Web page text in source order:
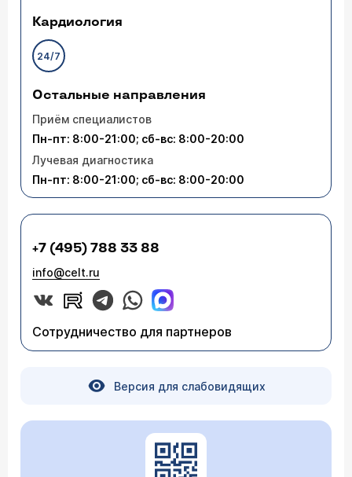
Кардиология
24/7
Остальные направления
Приём специалистов
Пн-пт: 8:00-21:00; сб-вс: 8:00-20:00
Лучевая диагностика
Пн-пт: 8:00-21:00; сб-вс: 8:00-20:00
+7 (495) 788 33 88
info@celt.ru
Сотрудничество для партнеров
Версия для слабовидящих